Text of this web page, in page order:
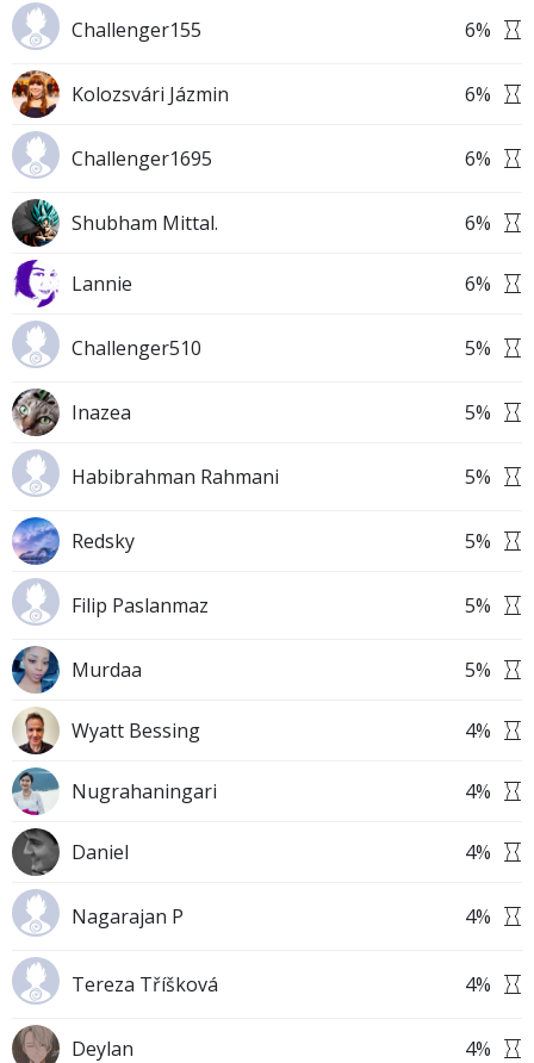
Challenger155 6%
Kolozsvári Jázmin 6%
Challenger1695 6%
Shubham Mittal. 6%
Lannie 6%
Challenger510 5%
Inazea 5%
Habibrahman Rahmani 5%
Redsky 5%
Filip Paslanmaz 5%
Murdaa 5%
Wyatt Bessing 4%
Nugrahaningari 4%
Daniel 4%
Nagarajan P 4%
Tereza Tříšková 4%
Deylan 4%